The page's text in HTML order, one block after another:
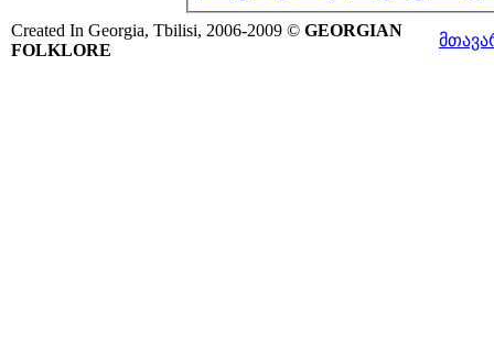
Created In Georgia, Tbilisi, 2006-2009 © GEORGIAN
FOLKLORE